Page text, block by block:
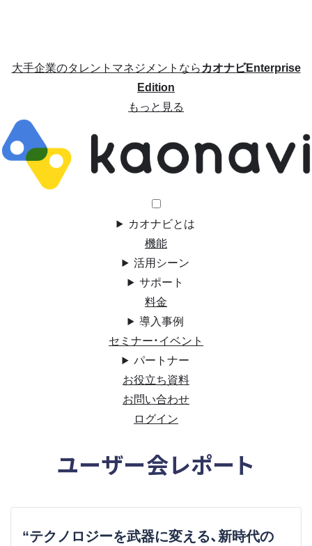
大手企業のタレントマネジメントならカオナビEnterprise
Edition
もっと見る
カオナビとは
機能
活用シーン
サポート
料金
導入事例
セミナー・イベント
パートナー
お役立ち資料
お問い合わせ
ログイン
ユーザー会レポート
“テクノロジーを武器に変える、新時代の